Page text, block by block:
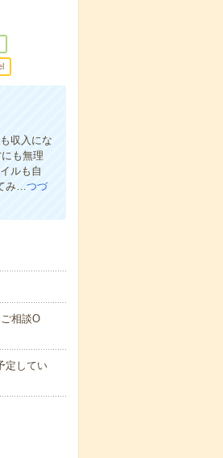
収入にな
も無理
ルも自
み…つづ
相談O
定してい